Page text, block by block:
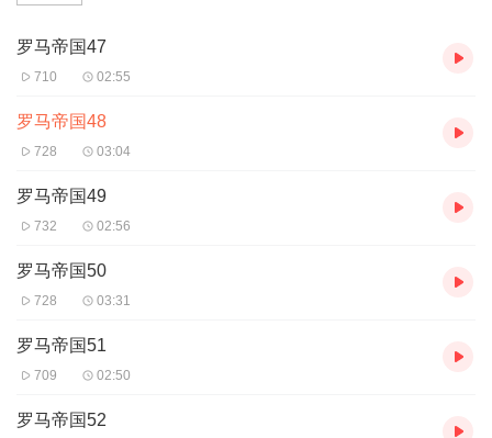
罗马帝国47
710 02:55
罗马帝国48
728 03:04
罗马帝国49
732 02:56
罗马帝国50
728 03:31
罗马帝国51
709 02:50
罗马帝国52